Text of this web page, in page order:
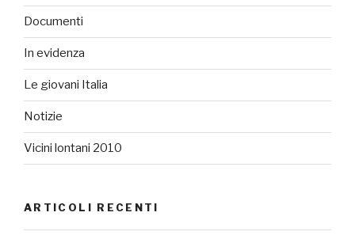
Documenti
In evidenza
Le giovani Italia
Notizie
Vicini lontani 2010
ARTICOLI RECENTI